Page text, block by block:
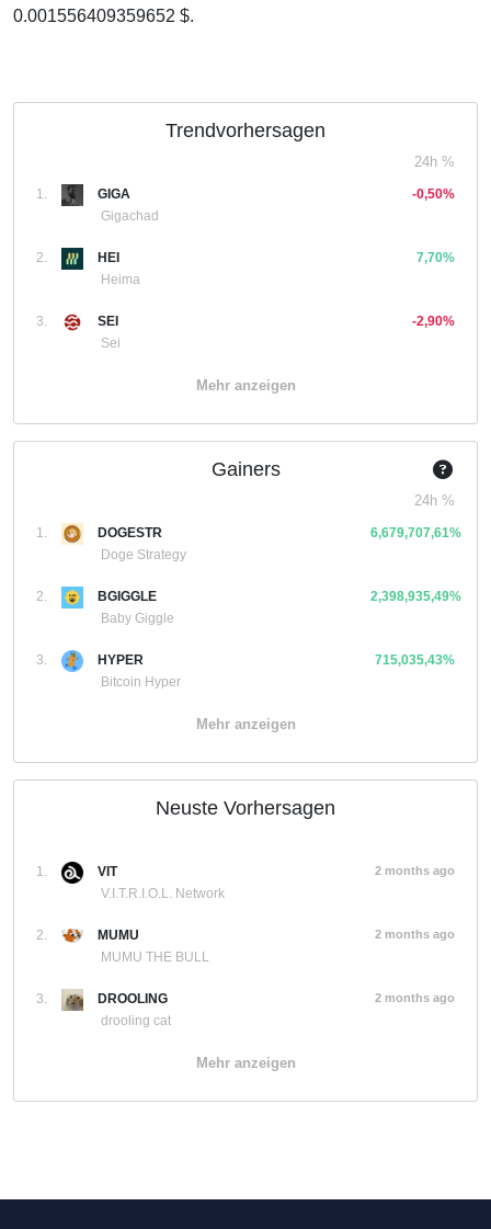
0.001556409359652 $.
Trendvorhersagen
24h %
1.
GIGA
Gigachad
-0,50%
2.
HEI
Heima
7,70%
3.
SEI
Sei
-2,90%
Mehr anzeigen
Gainers
24h %
1.
DOGESTR
Doge Strategy
6,679,707,61%
2.
BGIGGLE
Baby Giggle
2,398,935,49%
3.
HYPER
Bitcoin Hyper
715,035,43%
Mehr anzeigen
Neuste Vorhersagen
1.
VIT
V.I.T.R.I.O.L. Network
2 months ago
2.
MUMU
MUMU THE BULL
2 months ago
3.
DROOLING
drooling cat
2 months ago
Mehr anzeigen